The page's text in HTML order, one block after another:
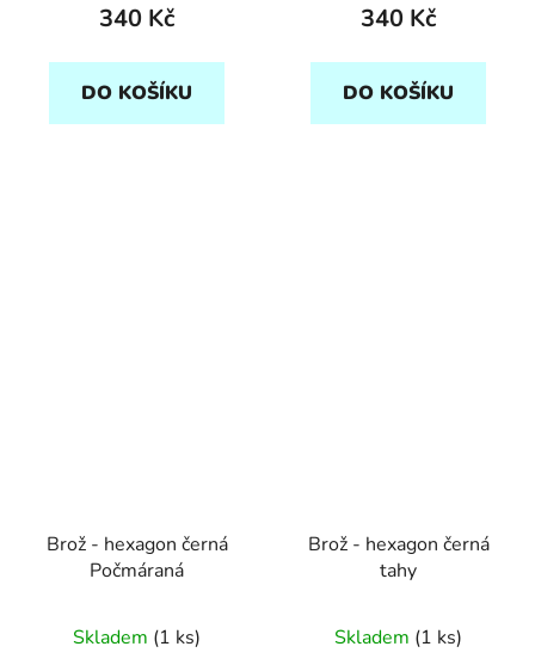
340 Kč
DO KOŠÍKU
340 Kč
DO KOŠÍKU
Brož - hexagon černá
Počmáraná
Skladem (1 ks)
Brož - hexagon černá
tahy
Skladem (1 ks)